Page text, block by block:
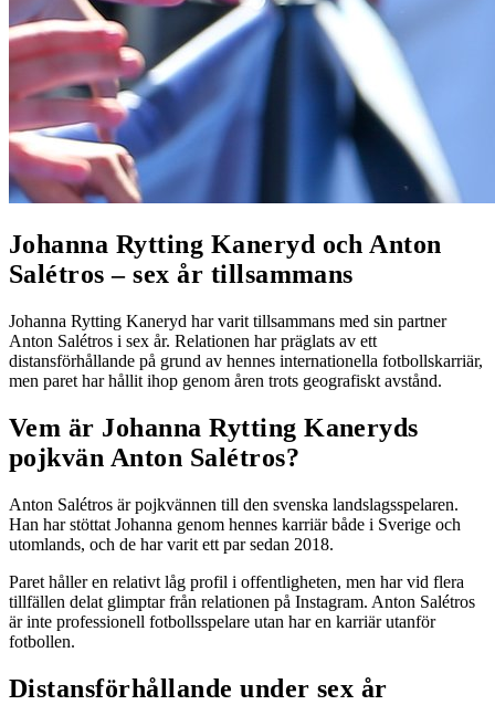
Johanna Rytting Kaneryd och Anton
Salétros – sex år tillsammans
Johanna Rytting Kaneryd har varit tillsammans med sin partner
Anton Salétros i sex år. Relationen har präglats av ett
distansförhållande på grund av hennes internationella fotbollskarriär,
men paret har hållit ihop genom åren trots geografiskt avstånd.
Vem är Johanna Rytting Kaneryds
pojkvän Anton Salétros?
Anton Salétros är pojkvännen till den svenska landslagsspelaren.
Han har stöttat Johanna genom hennes karriär både i Sverige och
utomlands, och de har varit ett par sedan 2018.
Paret håller en relativt låg profil i offentligheten, men har vid flera
tillfällen delat glimptar från relationen på Instagram. Anton Salétros
är inte professionell fotbollsspelare utan har en karriär utanför
fotbollen.
Distansförhållande under sex år